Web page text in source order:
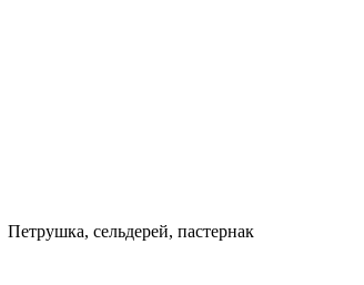
Петрушка, сельдерей, пастернак